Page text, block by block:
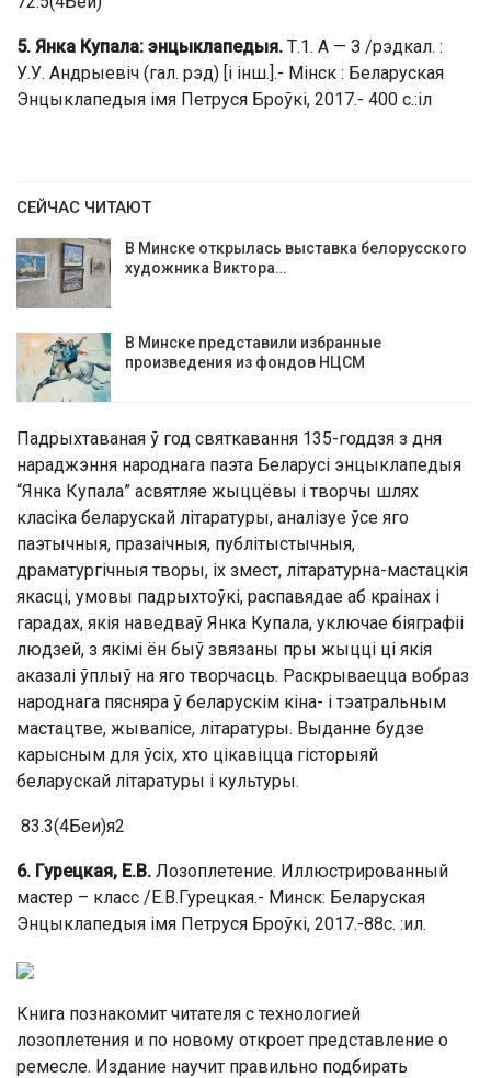
5. Янка Купала: энцыклапедыя. Т.1. А — З /рэдкал. :
У.У. Андрыевіч (гал. рэд) [і інш.].- Мінск : Беларуская
Энцыклапедыя імя Петруся Броўкі, 2017.- 400 с.:іл
СЕЙЧАС ЧИТАЮТ
В Минске открылась выставка белорусского
художника Виктора…
В Минске представили избранные
произведения из фондов НЦСМ
Падрыхтаваная ў год святкавання 135-годдзя з дня
нараджэння народнага паэта Беларусі энцыклапедыя
“Янка Купала” асвятляе жыццёвы і творчы шлях
класіка беларускай літаратуры, аналізуе ўсе яго
паэтычныя, празаічныя, публітыстычныя,
драматургічныя творы, іх змест, літаратурна-мастацкія
якасці, умовы падрыхтоўкі, распавядае аб краінах і
гарадах, якія наведваў Янка Купала, уключае біяграфіі
людзей, з якімі ён быў звязаны пры жыцці ці якія
аказалі ўплыў на яго творчасць. Раскрываецца вобраз
народнага пясняра ў беларускім кіна- і тэатральным
мастацтве, жывапісе, літаратуры. Выданне будзе
карысным для ўсіх, хто цікавіцца гісторыяй
беларускай літаратуры і культуры.
83.3(4Беи)я2
6. Гурецкая, Е.В. Лозоплетение. Иллюстрированный
мастер – класс /Е.В.Гурецкая.- Минск: Беларуская
Энцыклапедыя імя Петруся Броўкі, 2017.-88с. :ил.
Книга познакомит читателя с технологией
лозоплетения и по новому откроет представление о
ремесле. Издание научит правильно подбирать